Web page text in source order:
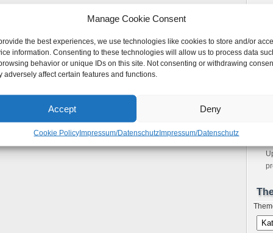
Manage Cookie Consent
the best experiences, we use technologies like cookies to store and/or
information. Consenting to these technologies will allow us to process data
behavior or unique IDs on this site. Not consenting or withdrawing
adversely affect certain features and functions.
Accept Deny
Cookie PolicyImpressum/DatenschutzImpressum/Datenschutz